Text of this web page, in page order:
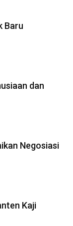
Baru
dan
Negosiasi
Kaji